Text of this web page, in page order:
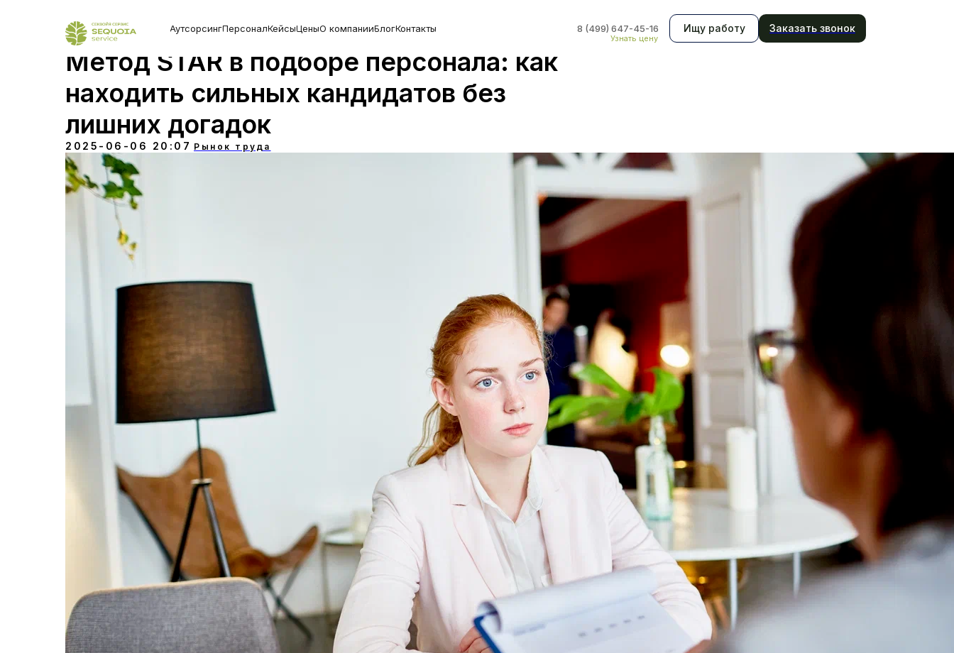
АутсорсингПерсоналКейсыЦеныО компанииБлогКонтакты
Узнать цену
8 (499) 647-45-16 Ищу работу Заказать звонок
Метод STAR в подборе персонала: как
находить сильных кандидатов без
лишних догадок
2025-06-06 20:07 Рынок труда